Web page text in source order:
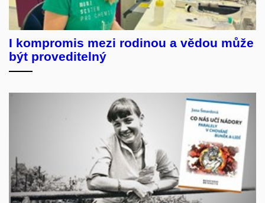
I kompromis mezi rodinou a vědou může
být proveditelný